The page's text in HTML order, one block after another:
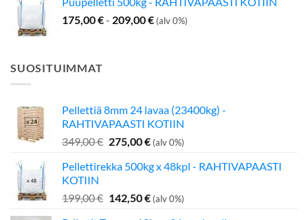
175,00€- 209,00€ (alv 0%)
SUOSITUIMMAT
Pellettiä 8mm 24 lavaa (23400kg) -
RAHTIVAPAASTI KOTIIN
349,00€ Alkuperäinen
oli:
275,00€Nykyinen
on:
(alv 0%)
Pellettirekka 500kg x 48kpl - RAHTIVAPAASTI
KOTIIN
199,00€ Alkuperäinen
142,50€Nykyinen
(alv 0%)